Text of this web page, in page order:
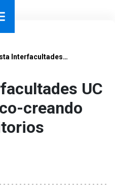
Interfacultades…
UC
creando